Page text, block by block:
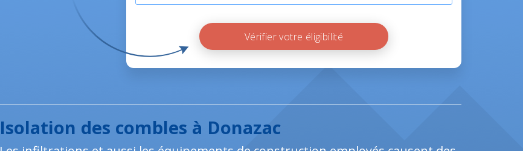
Vérifier votre éligibilité
Isolation des combles à Donazac